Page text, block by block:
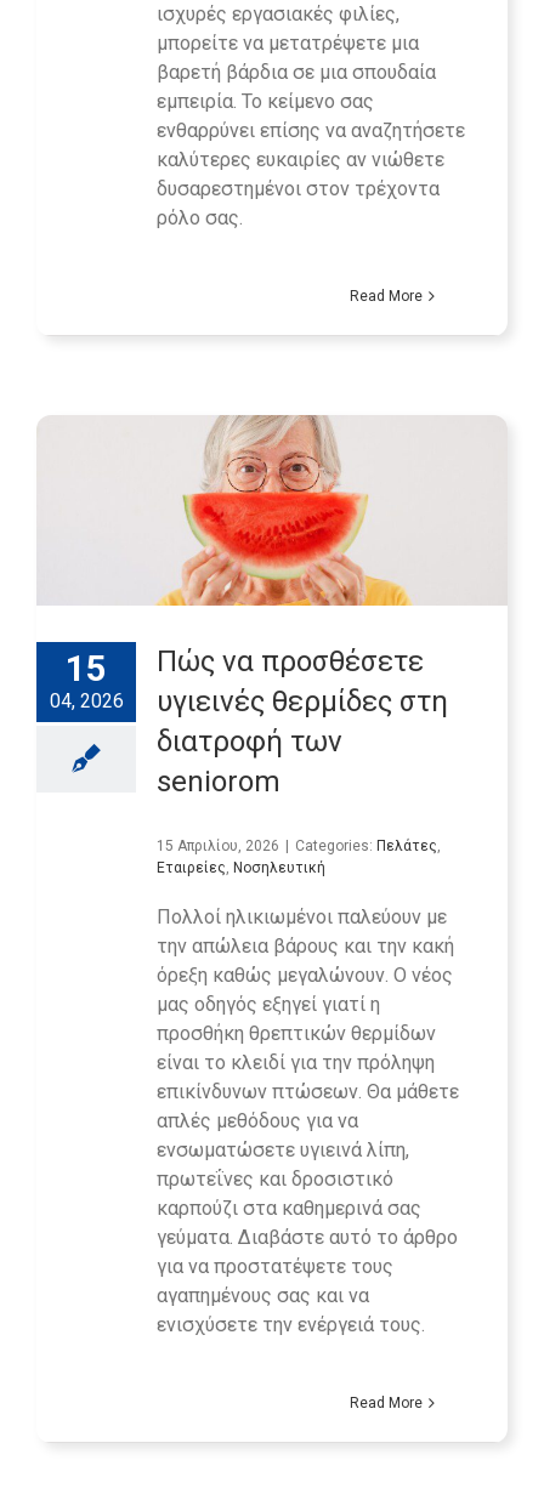
ισχυρές εργασιακές φιλίες,
μπορείτε να μετατρέψετε μια
βαρετή βάρδια σε μια σπουδαία
εμπειρία. Το κείμενο σας
ενθαρρύνει επίσης να αναζητήσετε
καλύτερες ευκαιρίες αν νιώθετε
δυσαρεστημένοι στον τρέχοντα
ρόλο σας.
Read More
15
04, 2026
Πώς να προσθέσετε
υγιεινές θερμίδες στη
διατροφή των
seniorom
15 Απριλίου, 2026 | Categories: Πελάτες,
Εταιρείες, Νοσηλευτική
Πολλοί ηλικιωμένοι παλεύουν με
την απώλεια βάρους και την κακή
όρεξη καθώς μεγαλώνουν. Ο νέος
μας οδηγός εξηγεί γιατί η
προσθήκη θρεπτικών θερμίδων
είναι το κλειδί για την πρόληψη
επικίνδυνων πτώσεων. Θα μάθετε
απλές μεθόδους για να
ενσωματώσετε υγιεινά λίπη,
πρωτεΐνες και δροσιστικό
καρπούζι στα καθημερινά σας
γεύματα. Διαβάστε αυτό το άρθρο
για να προστατέψετε τους
αγαπημένους σας και να
ενισχύσετε την ενέργειά τους.
Read More